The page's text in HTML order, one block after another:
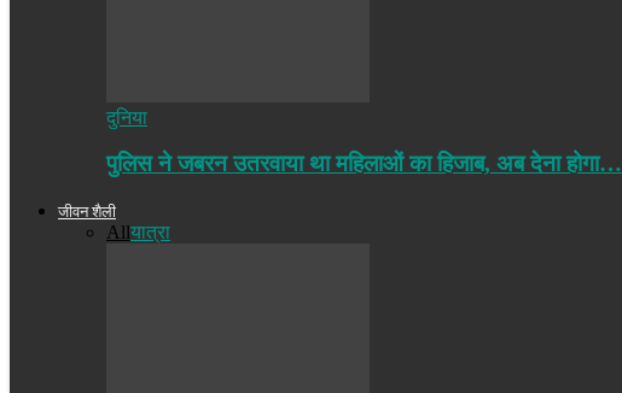
दुनिया
पुलिस ने जबरन उतरवाया था महिलाओं का हिजाब, अब देना होगा…
जीवन शैली
Allयात्रा